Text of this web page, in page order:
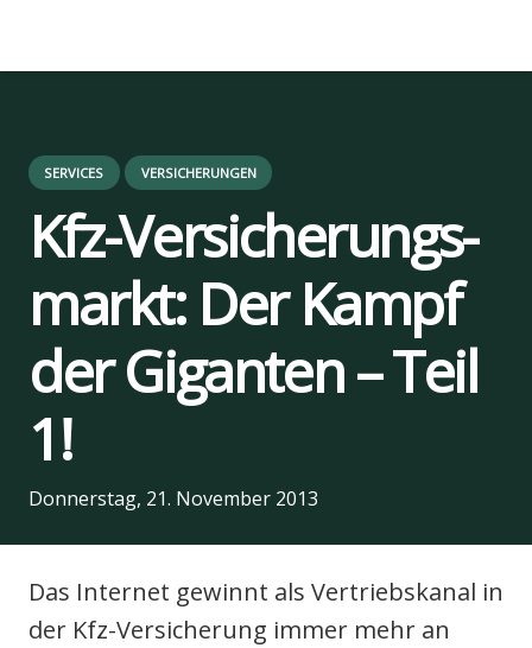
SERVICES VERSICHERUNGEN
Kfz-Ver­si­che­rungs­
markt: Der Kampf
der Gigan­ten – Teil
1!
Donnerstag, 21. November 2013
Das Inter­net gewinnt als Ver­triebs­ka­nal in
der Kfz-Ver­si­che­rung immer mehr an